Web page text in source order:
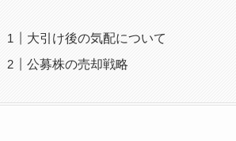
大引け後の気配について
公募株の売却戦略